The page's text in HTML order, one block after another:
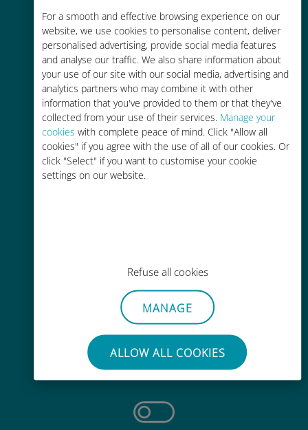
For a smooth and effective browsing experience on our
website, we use cookies to personalise content, deliver
personalised advertising, provide social media features
and analyse our traffic. We also share information about
your use of our site with our social media, advertising and
analytics partners who may combine it with other
information that you've provided to them or that they've
collected from your use of their services. Manage your
cookies with complete peace of mind. Click "Allow all
cookies" if you agree with the use of all of our cookies. Or
click "Select" if you want to customise your cookie
settings on our website.
Refuse all cookies
MANAGE
ALLOW ALL COOKIES
Rentable
Hasta un 90% más barato que los
costes de itinerancia con su
operador actual
Fácil recarga
Sin esfuerzo
No es necesario retirar la tarjeta
SIM